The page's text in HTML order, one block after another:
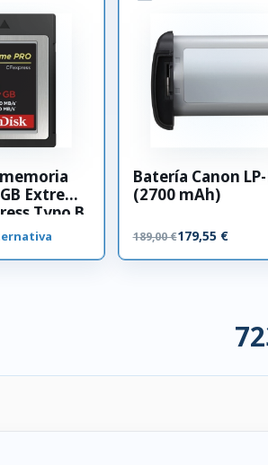
Extreme
Typo B
Batería Canon
(2700 mAh)
189,00 €179,55 €